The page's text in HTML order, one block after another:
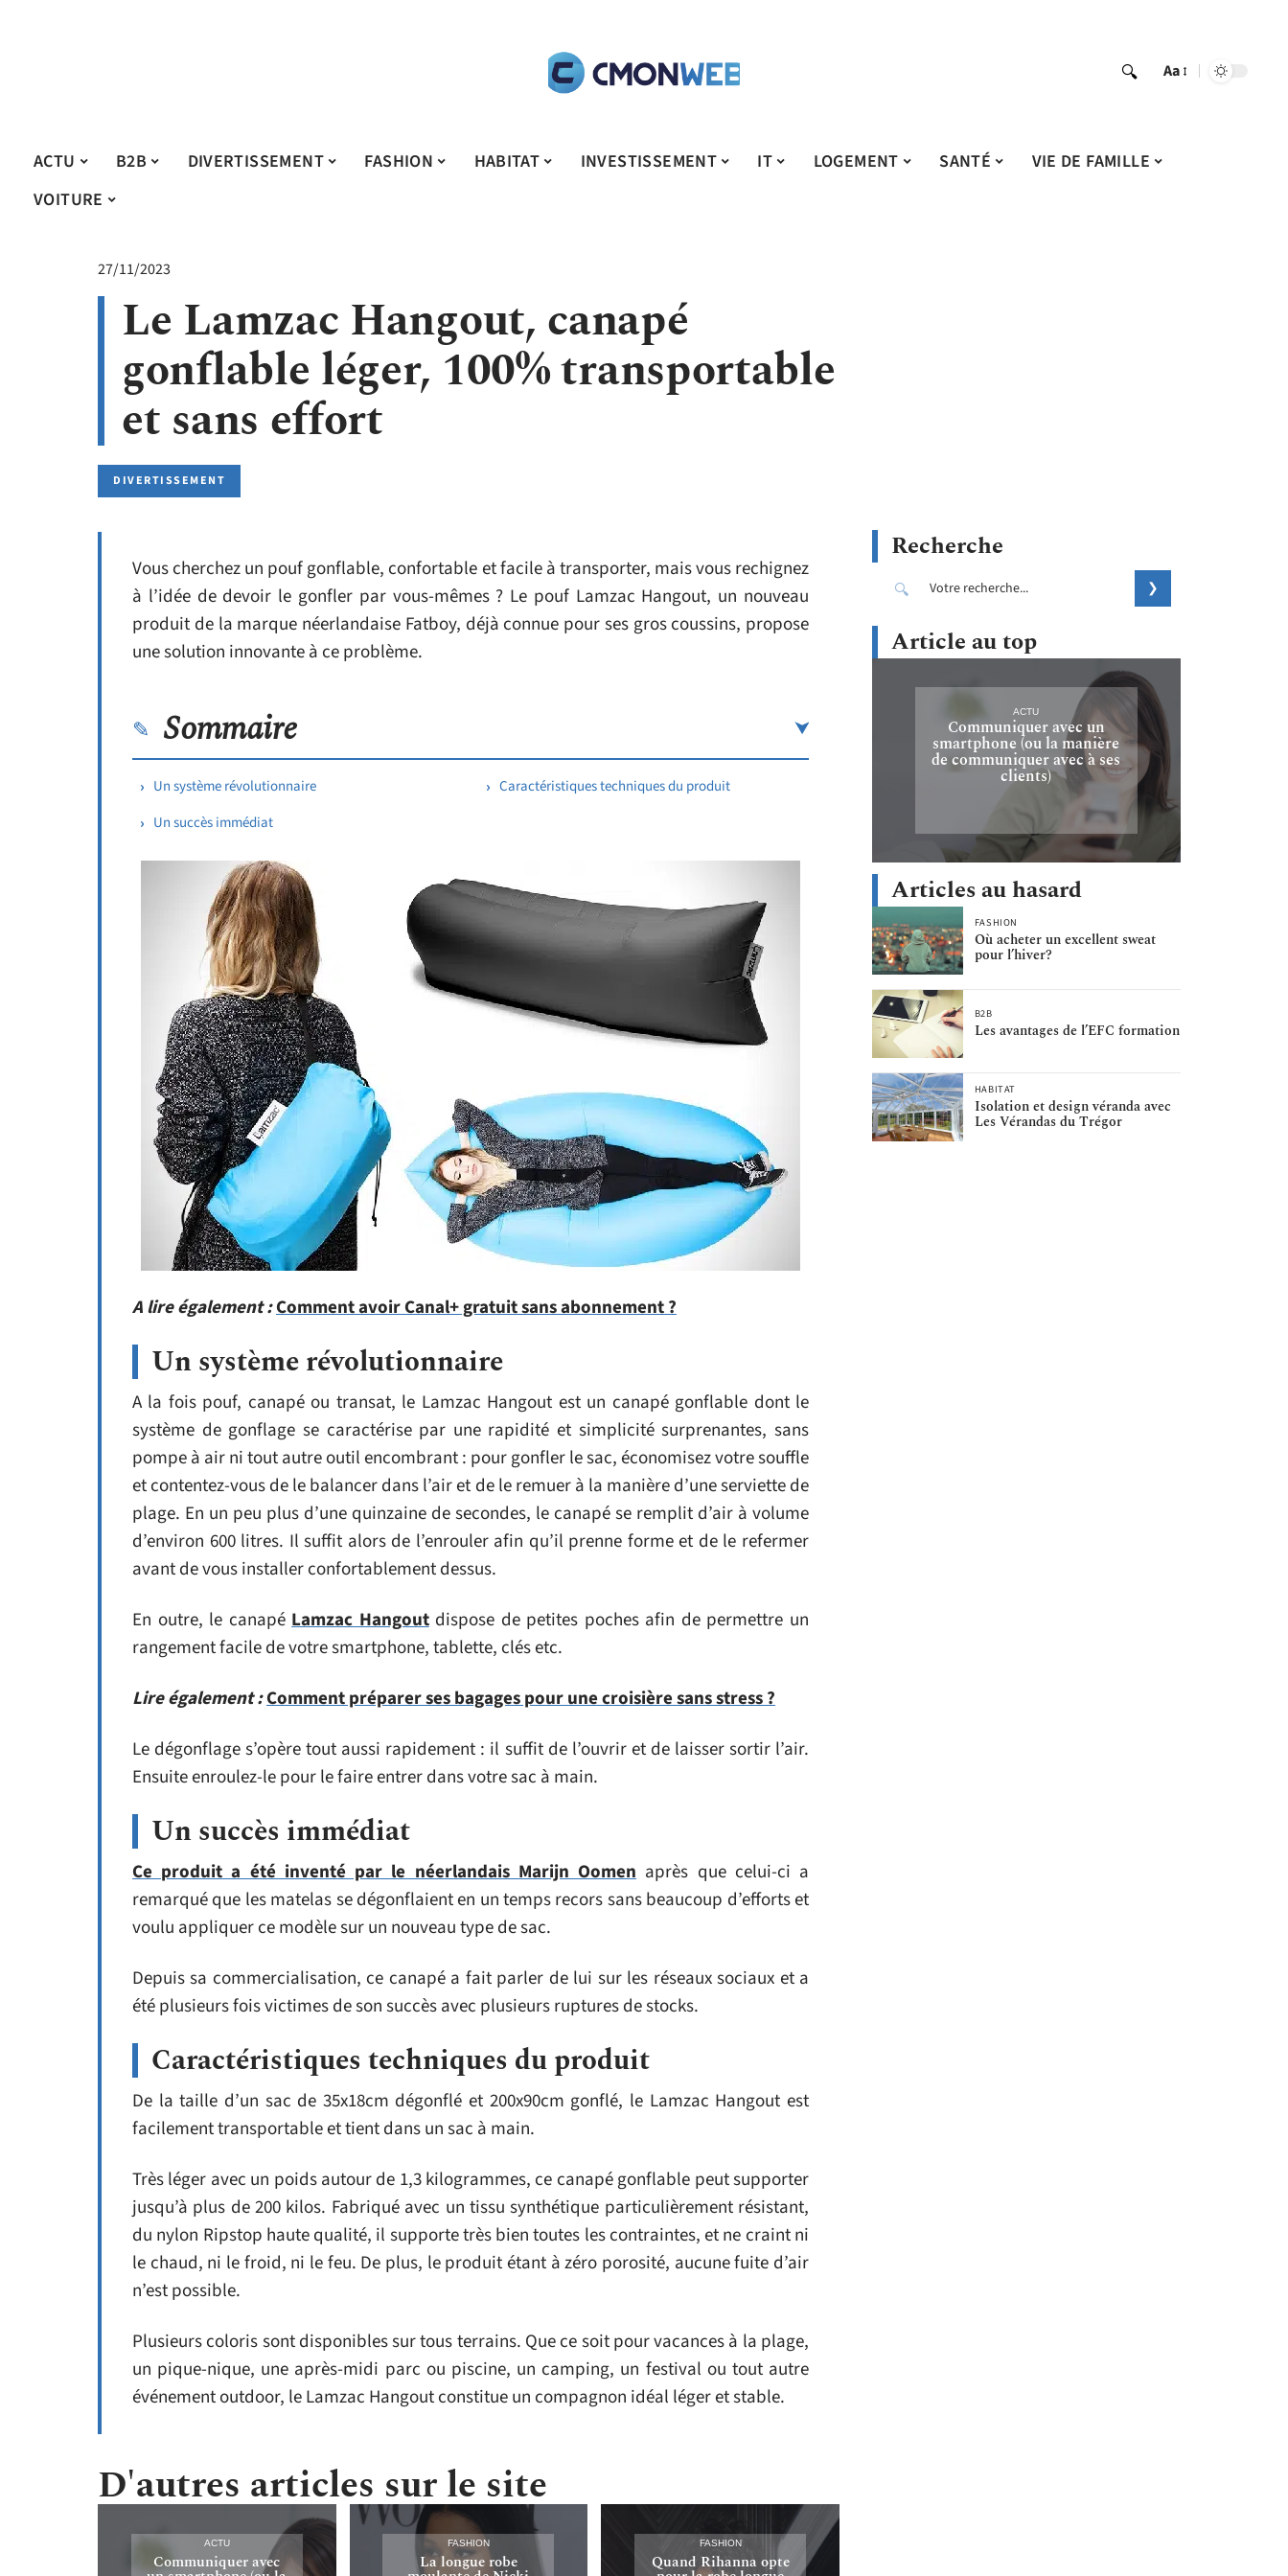
Aa
ACTU B2B DIVERTISSEMENT FASHION HABITAT INVESTISSEMENT IT LOGEMENT SANTÉ
VIE DE FAMILLE
VOITURE
27/11/2023
Le Lamzac Hangout, canapé
gonflable léger, 100% transportable
et sans effort
DIVERTISSEMENT
Vous cherchez un pouf gonflable, confortable et facile à transporter, mais vous rechignez
à l’idée de devoir le gonfler par vous-mêmes ? Le pouf Lamzac Hangout, un nouveau
produit de la marque néerlandaise Fatboy, déjà connue pour ses gros coussins, propose
une solution innovante à ce problème.
Sommaire
Un système révolutionnaire
Un succès immédiat
Caractéristiques techniques du produit
A lire également :Comment avoir Canal+ gratuit sans abonnement ?
Un système révolutionnaire
A la fois pouf, canapé ou transat, le Lamzac Hangout est un canapé gonflable dont le
système de gonflage se caractérise par une rapidité et simplicité surprenantes, sans
pompe à air ni tout autre outil encombrant : pour gonfler le sac, économisez votre souffle
et contentez-vous de le balancer dans l’air et de le remuer à la manière d’une serviette de
plage. En un peu plus d’une quinzaine de secondes, le canapé se remplit d’air à volume
d’environ 600 litres. Il suffit alors de l’enrouler afin qu’il prenne forme et de le refermer
avant de vous installer confortablement dessus.
En outre, le canapéLamzac Hangoutdispose de petites poches afin de permettre un
rangement facile de votre smartphone, tablette, clés etc.
Lire également :Comment préparer ses bagages pour une croisière sans stress ?
Le dégonflage s’opère tout aussi rapidement : il suffit de l’ouvrir et de laisser sortir l’air.
Ensuite enroulez-le pour le faire entrer dans votre sac à main.
Un succès immédiat
Ce produit a été inventé par le néerlandais Marijn Oomen après que celui-ci a
remarqué que les matelas se dégonflaient en un temps recors sans beaucoup d’efforts et
voulu appliquer ce modèle sur un nouveau type de sac.
Depuis sa commercialisation, ce canapé a fait parler de lui sur les réseaux sociaux et a
été plusieurs fois victimes de son succès avec plusieurs ruptures de stocks.
Caractéristiques techniques du produit
De la taille d’un sac de 35x18cm dégonflé et 200x90cm gonflé, le Lamzac Hangout est
facilement transportable et tient dans un sac à main.
Très léger avec un poids autour de 1,3 kilogrammes, ce canapé gonflable peut supporter
jusqu’à plus de 200 kilos. Fabriqué avec un tissu synthétique particulièrement résistant,
du nylon Ripstop haute qualité, il supporte très bien toutes les contraintes, et ne craint ni
le chaud, ni le froid, ni le feu. De plus, le produit étant à zéro porosité, aucune fuite d’air
n’est possible.
Plusieurs coloris sont disponibles sur tous terrains. Que ce soit pour vacances à la plage,
un pique-nique, une après-midi parc ou piscine, un camping, un festival ou tout autre
événement outdoor, le Lamzac Hangout constitue un compagnon idéal léger et stable.
D'autres articles sur le site
ACTU
Communiquer avec
FASHION
La longue robe
FASHION
Quand Rihanna opte
Recherche
Article au top
ACTU
Communiquer avec un
smartphone (ou la manière
de communiquer avec à ses
clients)
Articles au hasard
FASHION
Où acheter un excellent sweat
pour l’hiver?
B2B
Les avantages de l’EFC formation
HABITAT
Isolation et design véranda avec
Les Vérandas du Trégor